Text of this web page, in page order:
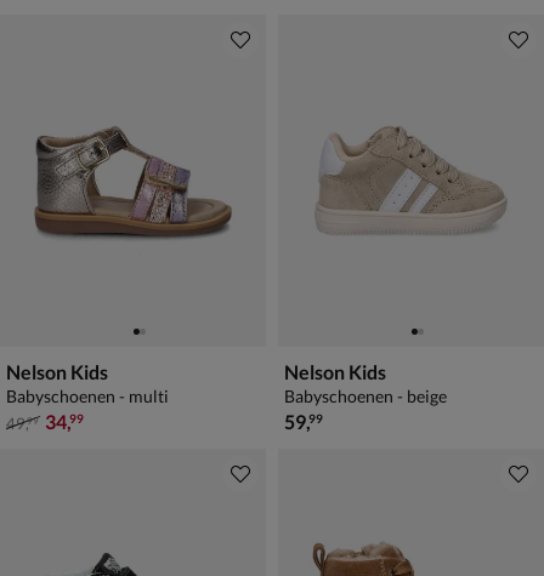
Nelson Kids
Babyschoenen - multi
van € 49,99 voor € 34,99
49,99 34,99
Nelson Kids
Babyschoenen - beige
€ 59,99
59,99